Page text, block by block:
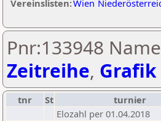
Vereinslisten:Wien
Pnr:133948
Zeitreihe,
tnr St turnier
Elozahl per 01.04.2018